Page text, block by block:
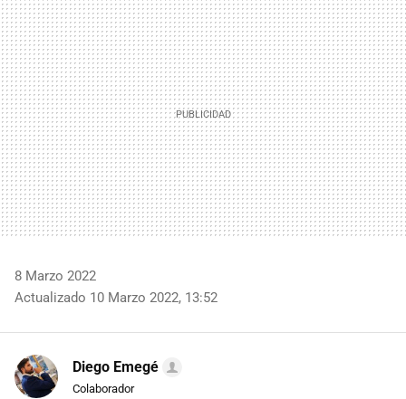
MAIL
8 Marzo 2022
Actualizado 10 Marzo 2022, 13:52
Diego Emegé
Colaborador